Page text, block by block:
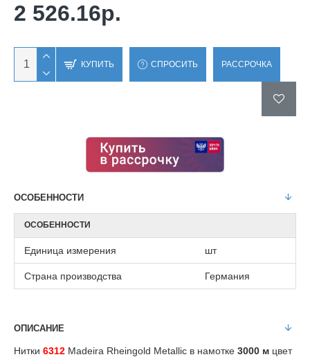
2 526.16р.
КУПИТЬ СПРОСИТЬ РАССРОЧКА
ОСОБЕННОСТИ
ОСОБЕННОСТИ
Единица измерения шт
Страна производства Германия
ОПИСАНИЕ
Нитки 6312 Madeira Rheingold Metallic в намотке 3000 м цвет